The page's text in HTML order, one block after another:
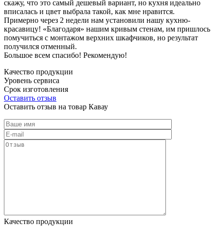
скажу, что это самый дешевый вариант, но кухня идеально
вписалась и цвет выбрала такой, как мне нравится.
Примерно через 2 недели нам установили нашу кухню-
красавицу! «Благодаря» нашим кривым стенам, им пришлось
помучиться с монтажом верхних шкафчиков, но результат
получился отменный.
Большое всем спасибо! Рекомендую!
Качество продукции
Уровень сервиса
Срок изготовления
Оставить отзыв
Оставить отзыв на товар Кавау
Качество продукции